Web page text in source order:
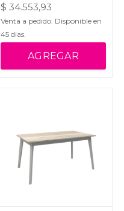
$ 34.553,93
Venta a pedido. Disponible en
45 dias.
AGREGAR